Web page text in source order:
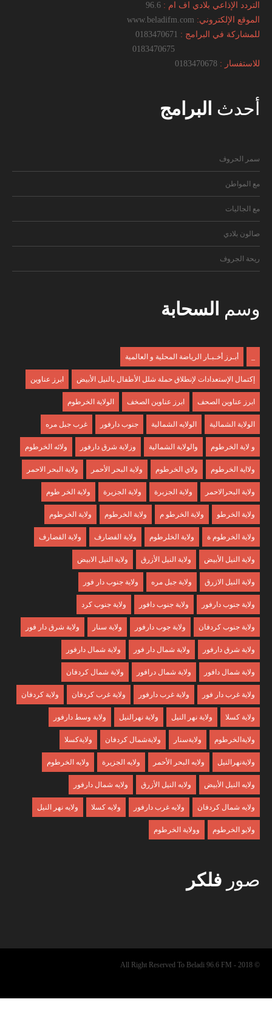
التردد الإذاعي بلادي اف ام :
الموقع الإلكتروني:
للمشاركة في البرامج :
للاستفسار :
أحدث البرامج
سمر الحروف
مع المواطن
مع الجاليات
صالون بلادي
ريحة الجروف
وسم السحابة
أبـرز أخـبـار الرياضة المحلية و العالمية
إكتمال الإستعدادات لإنطلاق حملة شلل الأطفال بالنيل الأبيض ابرز عناوين
ابرز عناوين الصحف ابرز عناوين الصخف الولاية الخرطوم
الولاية الشمالية الولايه الشمالية جنوب دارفور غرب جبل مره
و لاية الخرطوم والولاية الشمالية وزلاية شرق دارفور ولائه الخرطوم
ولااية الخرطوم ولاي الخرطوم ولاية البحر الأحمر ولاية البحر الاحمر
ولاية البحرالاحمر ولاية الجزبرة ولاية الجزيرة ولاية الخر طوم
ولاية الخرطو ولاية الخرطو م ولاية الخرطوم ولاية الخرطوم
ولاية الخرطوم ة ولاية الخلرطوم ولاية الفضارف ولاية القضارف
ولاية النيل الأبيض ولاية النيل الأزرق ولاية النيل الابيض
ولاية النيل الازرق ولاية جبل مره ولاية جنوب دار فور
ولاية جنوب دارفور ولاية جنوب دافور ولاية جنوب كرد
ولاية جنوب كردفان ولاية جوب دارفور ولاية سنار ولاية شرق دار فور
ولاية شرق دارفور ولاية شمال دار فور ولاية شمال دارفور
ولاية شمال دافور ولاية شمال درافور ولاية شمال كردفان
ولاية غرب دار فور ولاية غرب دارفور ولاية غرب كردفان ولاية كردفان
ولاية كسلا ولاية نهر النيل ولاية نهرالنيل ولاية وسط دارفور
ولايةالخرطوم ولايةسنار ولايةشمال كردفان ولايةكسلا
ولايةنهرالنيل ولايه البحر الأحمر ولايه الجزيرة ولايه الخرطوم
ولايه النيل الأبيض ولايه النيل الأزرق ولايه شمال دارفور
ولايه شمال كردفان ولايه غرب دارفور ولايه كسلا ولايه نهر النيل
ولايو الخرطوم وولاية الخرطوم
صور فلكر
© 2018 - All Right Reserved To Beladi 96.6 FM